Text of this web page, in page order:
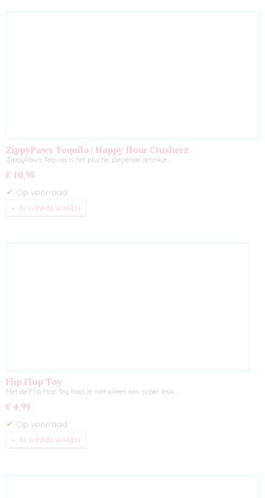
ZippyPaws Tequila | Happy Hour Crusherz
ZippyPaws Tequila is hét pluche, piepende drankje…
€ 10,95
✓ Op voorraad
IN WINKELWAGEN
Flip Flop Toy
Met de Flip Flop Toy haal je niet alleen een super leuk…
€ 4,99
✓ Op voorraad
IN WINKELWAGEN